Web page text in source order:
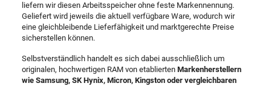
liefern wir diesen Arbeitsspeicher ohne feste Markennennung.
Geliefert wird jeweils die aktuell verfügbare Ware, wodurch wir
eine gleichbleibende Lieferfähigkeit und marktgerechte Preise
sicherstellen können.
Selbstverständlich handelt es sich dabei ausschließlich um
originalen, hochwertigen RAM von etablierten Markenherstellern
wie Samsung, SK Hynix, Micron, Kingston oder vergleichbaren